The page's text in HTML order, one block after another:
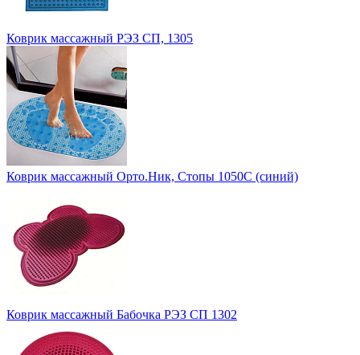
Коврик массажный РЭЗ СП, 1305
Коврик массажный Орто.Ник, Стопы 1050С (синий)
Коврик массажный Бабочка РЭЗ СП 1302